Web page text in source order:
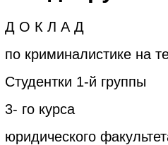
Д О К Л А Д
по криминалистике на
Студентки 1-й группы
3- го курса
юридического